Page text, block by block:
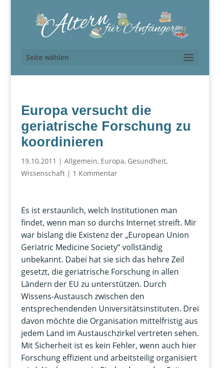
Seite wählen
Europa versucht die
geriatrische Forschung zu
koordinieren
19.10.2011 | Allgemein, Europa, Gesundheit,
Wissenschaft| 1 Kommentar
Es ist erstaunlich, welch Institutionen man
findet, wenn man so durchs Internet streift. Mir
war bislang die Existenz der „European Union
Geriatric Medicine Society“ vollständig
unbekannt. Dabei hat sie sich das hehre Zeil
gesetzt, die geriatrische Forschung in allen
Ländern der EU zu unterstützen. Durch
Wissens-Austausch zwischen den
entsprechendenden Universitätsinstituten. Drei
davon möchte die Organisation mittelfristig aus
jedem Land im Austauschzirkel vertreten sehen.
Mit Sicherheit ist es kein Fehler, wenn auch hier
Forschung effizient und arbeitsteilig organisiert